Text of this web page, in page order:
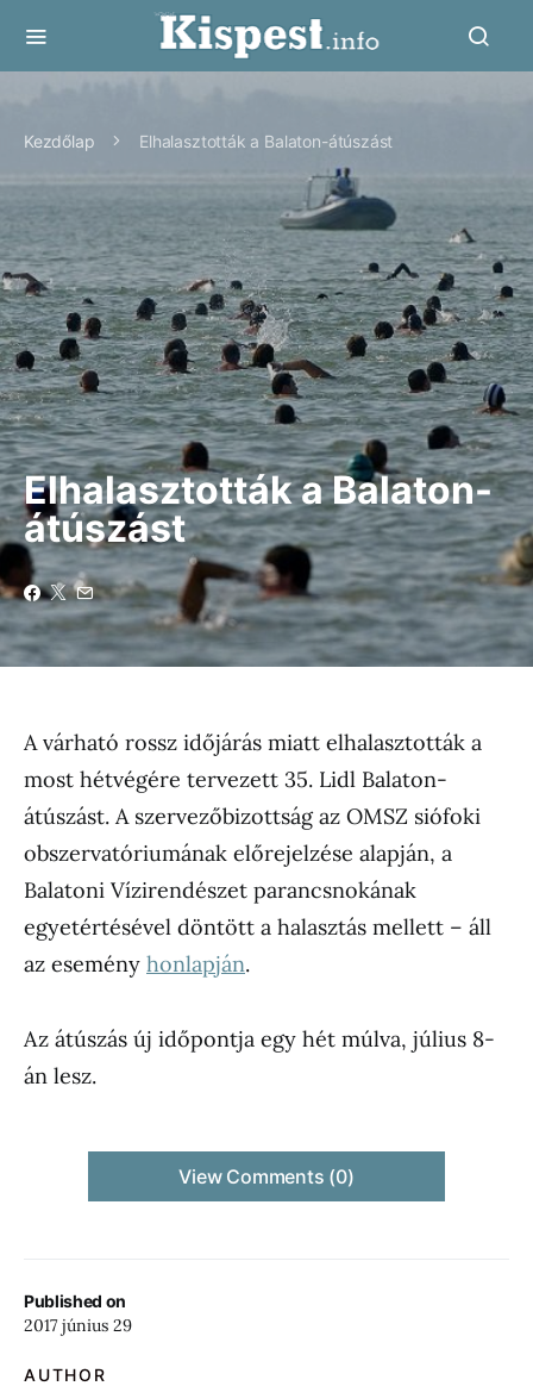
Kezdőlap Elhalasztották a Balaton-átúszást
Elhalasztották a Balaton-
átúszást
Published on
2017 június 29
AUTHOR
A várható rossz időjárás miatt elhalasztották a
most hétvégére tervezett 35. Lidl Balaton-
átúszást. A szervezőbizottság az OMSZ siófoki
obszervatóriumának előrejelzése alapján, a
Balatoni Vízirendészet parancsnokának
egyetértésével döntött a halasztás mellett – áll
az esemény honlapján.
Az átúszás új időpontja egy hét múlva, július 8-
án lesz.
View Comments (0)